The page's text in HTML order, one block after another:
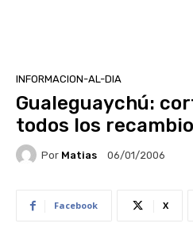
INFORMACION-AL-DIA
Gualeguaychú:
todos los
Por Matias 06/01/2006
Facebook X